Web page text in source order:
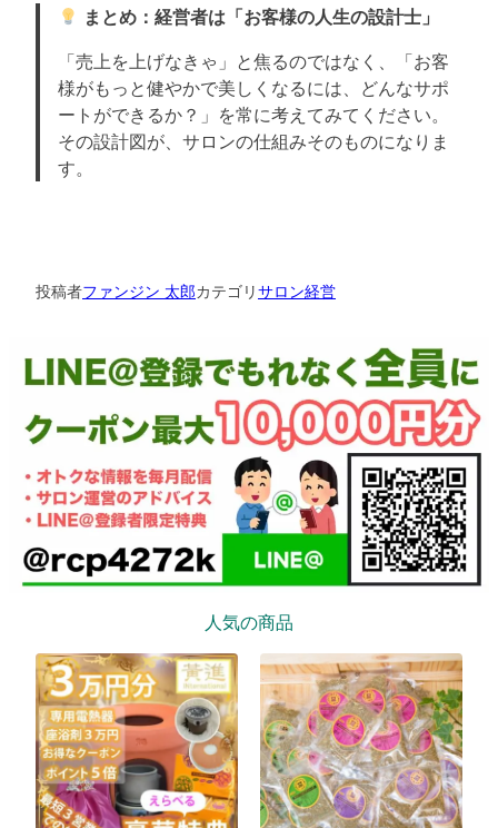
まとめ：経営者は「お客様の人生の設計士」
「売上を上げなきゃ」と焦るのではなく、「お客
様がもっと健やかで美しくなるには、どんなサポ
ートができるか？」を常に考えてみてください。
その設計図が、サロンの仕組みそのものになりま
す。
投稿者ファンジン 太郎カテゴリサロン経営
人気の商品